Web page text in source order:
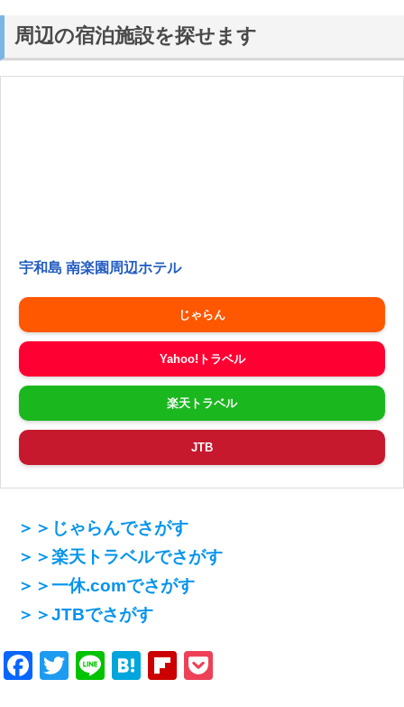
周辺の宿泊施設を探せます
宇和島 南楽園周辺ホテル
じゃらん
Yahoo!トラベル
楽天トラベル
JTB
＞＞じゃらんでさがす
＞＞楽天トラベルでさがす
＞＞一休.comでさがす
＞＞JTBでさがす
Facebook
Twitter
LineHatenaFlipboard